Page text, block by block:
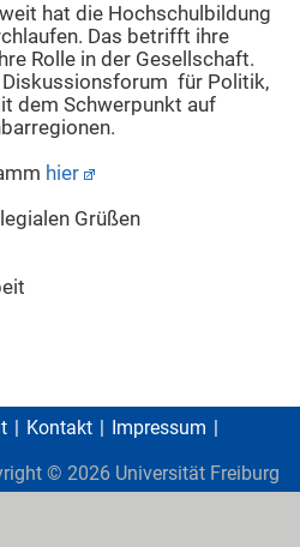
hat die Hochschulbildung
Das betrifft ihre
Rolle in der Gesellschaft.
Diskussionsforum für Politik,
dem Schwerpunkt auf
hier
Grüßen
Kontakt
Impressum
© 2026 Universität Freiburg